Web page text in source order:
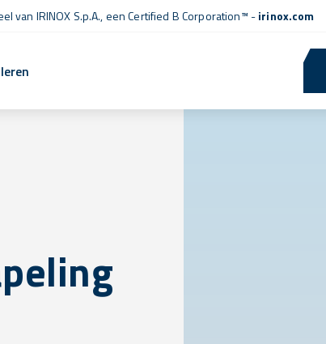
van IRINOX S.p.A., eenCertified B Corporation™ -irinox.com